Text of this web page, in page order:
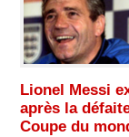
Lionel Messi
après la
Coupe du